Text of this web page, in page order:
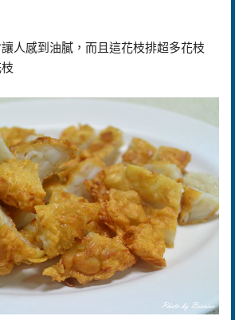
人感到油膩，而且這花枝排超多花枝